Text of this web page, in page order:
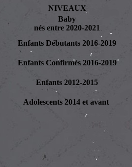
NIVEAUX
Baby
nés entre 2020-2021
Enfants Débutants 2016-2019
Enfants Confirmés 2016-2019
Enfants 2012-2015
Adolescents 2014 et avant